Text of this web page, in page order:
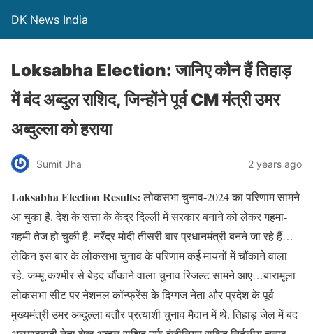
DK News India
Loksabha Election: जानिए कौन हैं तिहाड़
में बंद अब्दुल राशिद, जिन्होंने पूर्व CM मंत्री उमर
अब्दुल्ला को हराया
Sumit Jha 2 years ago
Loksabha Election Results:लोकसभा चुनाव-2024 का परिणाम सामने
आ चुका है. देश के सत्ता के केंद्र दिल्‍ली में सरकार बनाने को लेकर गहमा-
गहमी तेज हो चुकी है. नरेंद्र मोदी तीसरी बार प्रधानमंत्री बनने जा रहे हैं…
लेकिन इस बार के लोकसभा चुनाव के परिणाम कई मायनों में चौंकाने वाला
रहे. जम्मू-कश्‍मीर से बेहद चौंकाने वाला चुनाव रिजल्ट सामने आए…बारामूला
लोकसभा सीट पर नेशनल कॉन्फ्रेंस के दिग्गज नेता और प्रदेश के पूर्व
मुख्‍यमंत्री उमर अब्दुल्ला बतौर प्रत्याशी चुनाव मैदान में थे. तिहाड़ जेल में बंद